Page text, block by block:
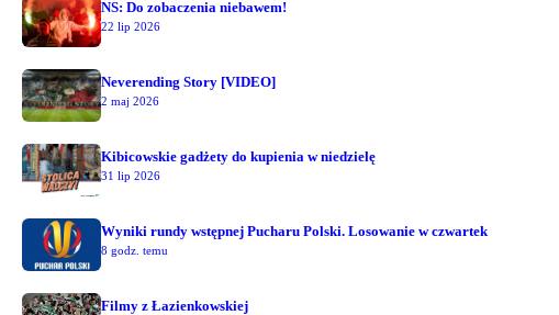
NS: Do zobaczenia niebawem!
22 lip 2026
Neverending Story [VIDEO]
2 maj 2026
Kibicowskie gadżety do kupienia w niedzielę
31 lip 2026
Wyniki rundy wstępnej Pucharu Polski. Losowanie w czwartek
8 godz. temu
Filmy z Łazienkowskiej